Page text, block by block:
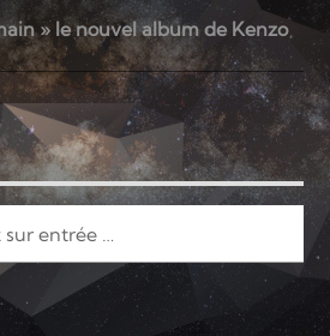
» le nouvel album de Kenzo